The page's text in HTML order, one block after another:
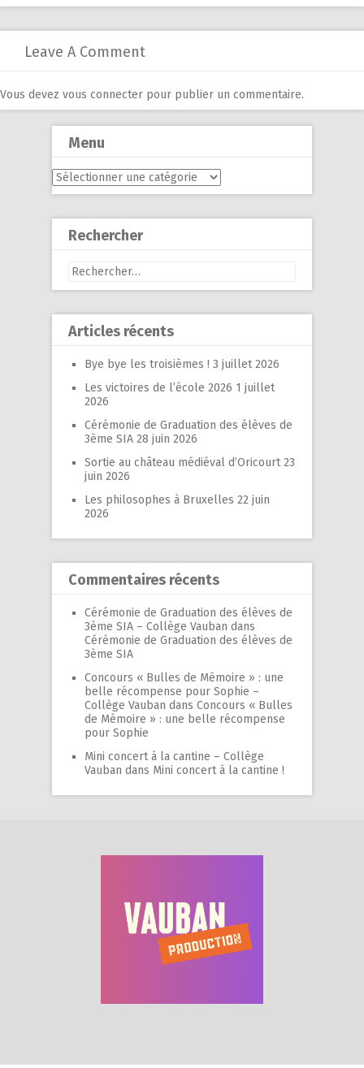
Leave A Comment
Vous devez vous connecter pour publier un commentaire.
Menu
Menu
Rechercher
Rechercher :
Articles récents
Bye bye les troisièmes ! 3 juillet 2026
Les victoires de l’école 2026 1 juillet
2026
Cérémonie de Graduation des élèves de
3ème SIA 28 juin 2026
Sortie au château médiéval d’Oricourt 23
juin 2026
Les philosophes à Bruxelles 22 juin
2026
Commentaires récents
Cérémonie de Graduation des élèves de
3ème SIA – Collège Vauban dans
Cérémonie de Graduation des élèves de
3ème SIA
Concours « Bulles de Mémoire » : une
belle récompense pour Sophie –
Collège Vauban dans Concours « Bulles
de Mémoire » : une belle récompense
pour Sophie
Mini concert à la cantine – Collège
Vauban dans Mini concert à la cantine !